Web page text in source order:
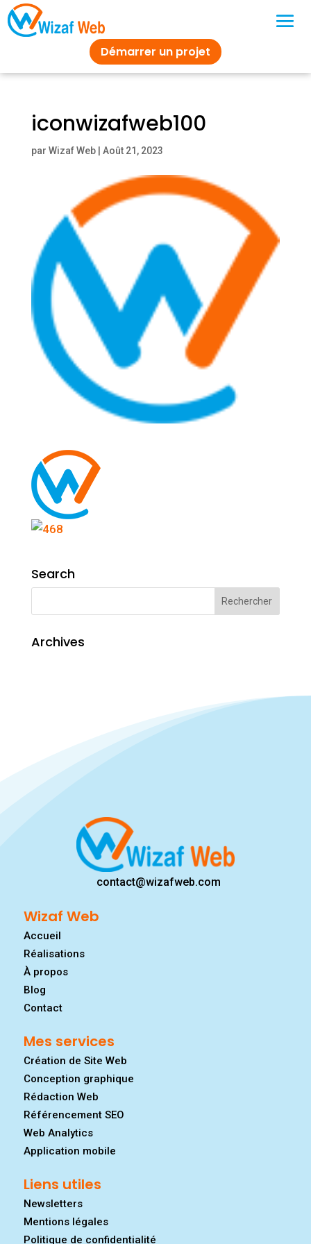
Démarrer un projet
iconwizafweb100
par Wizaf Web| Août 21, 2023
Search
Archives
contact@wizafweb.com
Wizaf Web
Accueil
Réalisations
À propos
Blog
Contact
Mes services
Création de Site Web
Conception graphique
Rédaction Web
Référencement SEO
Web Analytics
Application mobile
Liens utiles
Newsletters
Mentions légales
Politique de confidentialité